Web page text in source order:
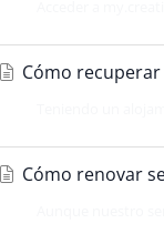
Cómo
Cómo renovar